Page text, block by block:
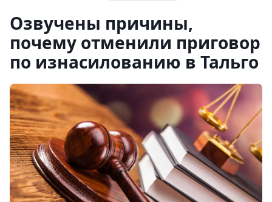
Озвучены причины,
почему отменили приговор
по изнасилованию в Тальго